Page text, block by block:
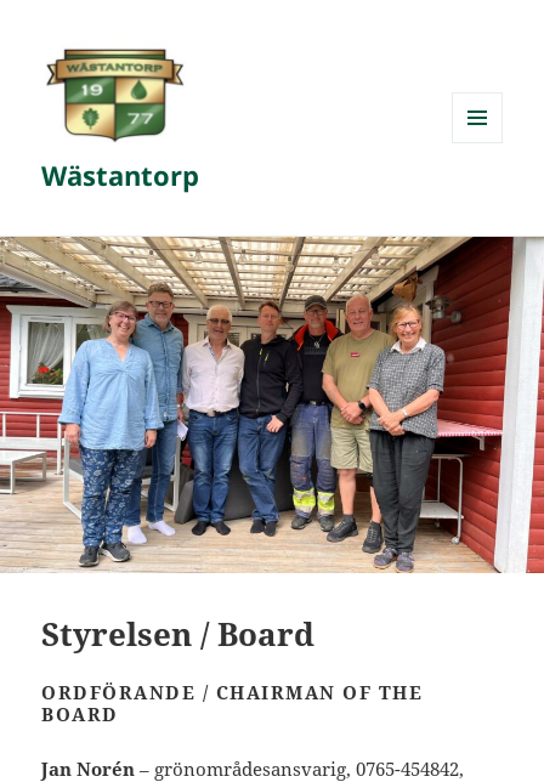
Wästantorp
Styrelsen / Board
ORDFÖRANDE / CHAIRMAN OF THE
BOARD
Jan Norén– grönområdesansvarig, 0765-454842,